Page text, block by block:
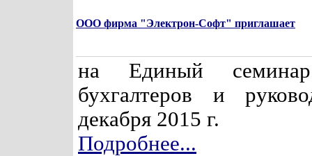
ООО фирма "Электрон-Софт" приглашает
на Единый
бухгалтеров и
декабря 2015 г.
Подробнее...